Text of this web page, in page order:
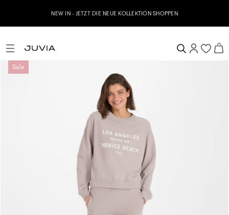
NEW IN - JETZT DIE NEUE KOLLEKTION SHOPPEN
Sale